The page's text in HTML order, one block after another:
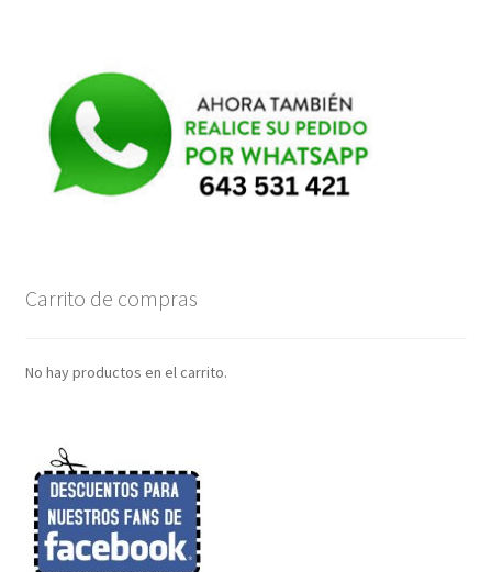
Carrito de compras
No hay productos en el carrito.